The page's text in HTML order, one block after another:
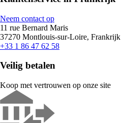
Neem contact op
11 rue Bernard Maris
37270 Montlouis-sur-Loire, Frankrijk
+33 1 86 47 62 58
Veilig betalen
Koop met vertrouwen op onze site